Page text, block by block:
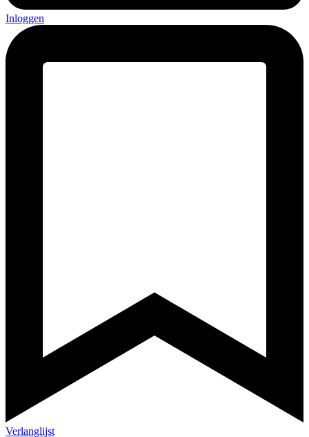
Inloggen
Verlanglijst